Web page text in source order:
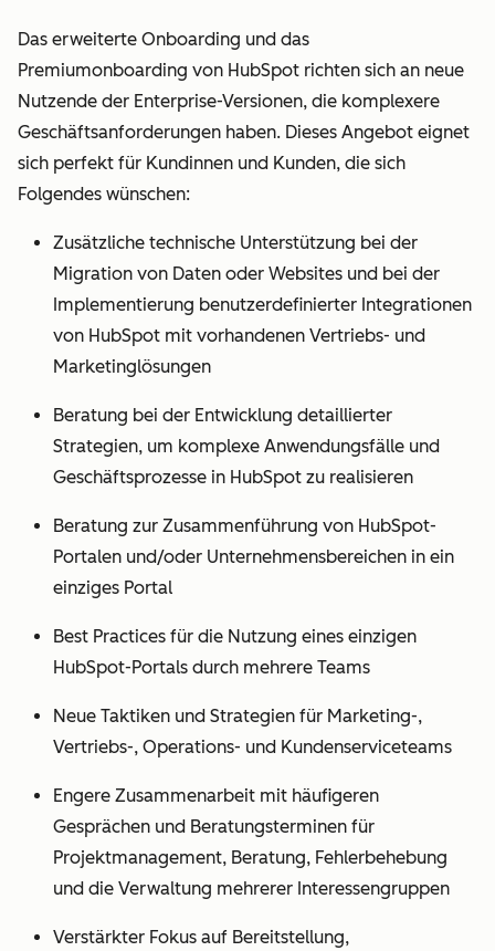
Das erweiterte Onboarding und das
Premiumonboarding von HubSpot richten sich an neue
Nutzende der Enterprise-Versionen, die komplexere
Geschäftsanforderungen haben. Dieses Angebot eignet
sich perfekt für Kundinnen und Kunden, die sich
Folgendes wünschen:
Zusätzliche technische Unterstützung bei der
Migration von Daten oder Websites und bei der
Implementierung benutzerdefinierter Integrationen
von HubSpot mit vorhandenen Vertriebs- und
Marketinglösungen
Beratung bei der Entwicklung detaillierter
Strategien, um komplexe Anwendungsfälle und
Geschäftsprozesse in HubSpot zu realisieren
Beratung zur Zusammenführung von HubSpot-
Portalen und/oder Unternehmensbereichen in ein
einziges Portal
Best Practices für die Nutzung eines einzigen
HubSpot-Portals durch mehrere Teams
Neue Taktiken und Strategien für Marketing-,
Vertriebs-, Operations- und Kundenserviceteams
Engere Zusammenarbeit mit häufigeren
Gesprächen und Beratungsterminen für
Projektmanagement, Beratung, Fehlerbehebung
und die Verwaltung mehrerer Interessengruppen
Verstärkter Fokus auf Bereitstellung,